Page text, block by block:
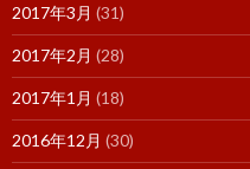
2017年3月 (31)
2017年2月 (28)
2017年1月 (18)
2016年12月 (30)